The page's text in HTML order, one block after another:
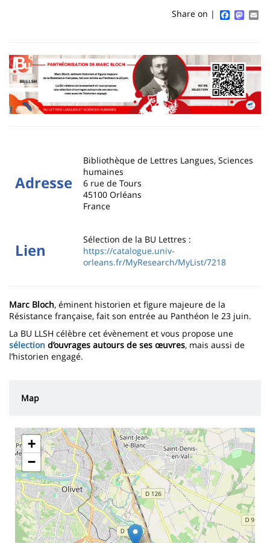
Share on |
de
la
page
principale
Adresse
Bibliothèque de Lettres Langues, Sciences
humaines
6 rue de Tours
45100 Orléans
France
Lien
Sélection de la BU Lettres :
https://catalogue.univ-
orleans.fr/MyResearch/MyList/7218
Marc Bloch, éminent historien et figure majeure de la
Résistance française, fait son entrée au Panthéon le 23 juin.
La BU LLSH célèbre cet évènement et vous propose une
sélection d’ouvrages autours de ses œuvres, mais aussi de
l’historien engagé.
Map
+
−